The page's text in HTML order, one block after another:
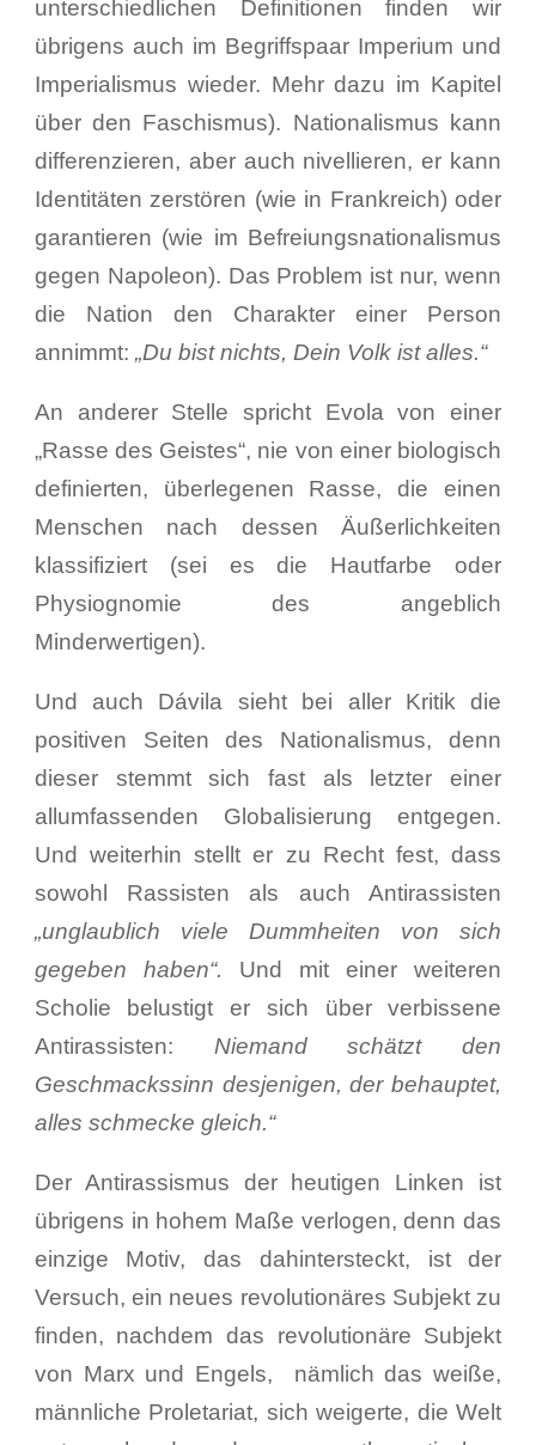
unterschiedlichen Definitionen finden wir
übrigens auch im Begriffspaar Imperium und
Imperialismus wieder. Mehr dazu im Kapitel
über den Faschismus). Nationalismus kann
differenzieren, aber auch nivellieren, er kann
Identitäten zerstören (wie in Frankreich) oder
garantieren (wie im Befreiungsnationalismus
gegen Napoleon). Das Problem ist nur, wenn
die Nation den Charakter einer Person
annimmt: „Du bist nichts, Dein Volk ist alles.“
An anderer Stelle spricht Evola von einer
„Rasse des Geistes“, nie von einer biologisch
definierten, überlegenen Rasse, die einen
Menschen nach dessen Äußerlichkeiten
klassifiziert (sei es die Hautfarbe oder
Physiognomie des angeblich
Minderwertigen).
Und auch Dávila sieht bei aller Kritik die
positiven Seiten des Nationalismus, denn
dieser stemmt sich fast als letzter einer
allumfassenden Globalisierung entgegen.
Und weiterhin stellt er zu Recht fest, dass
sowohl Rassisten als auch Antirassisten
„unglaublich viele Dummheiten von sich
gegeben haben“. Und mit einer weiteren
Scholie belustigt er sich über verbissene
Antirassisten: Niemand schätzt den
Geschmackssinn desjenigen, der behauptet,
alles schmecke gleich.“
Der Antirassismus der heutigen Linken ist
übrigens in hohem Maße verlogen, denn das
einzige Motiv, das dahintersteckt, ist der
Versuch, ein neues revolutionäres Subjekt zu
finden, nachdem das revolutionäre Subjekt
von Marx und Engels, nämlich das weiße,
männliche Proletariat, sich weigerte, die Welt